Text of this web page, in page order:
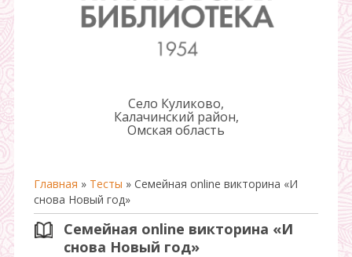
Село Куликово,
Калачинский район,
Омская область
Главная » Тесты » Семейная online викторина «И
снова Новый год»
Семейная online викторина «И
снова Новый год»